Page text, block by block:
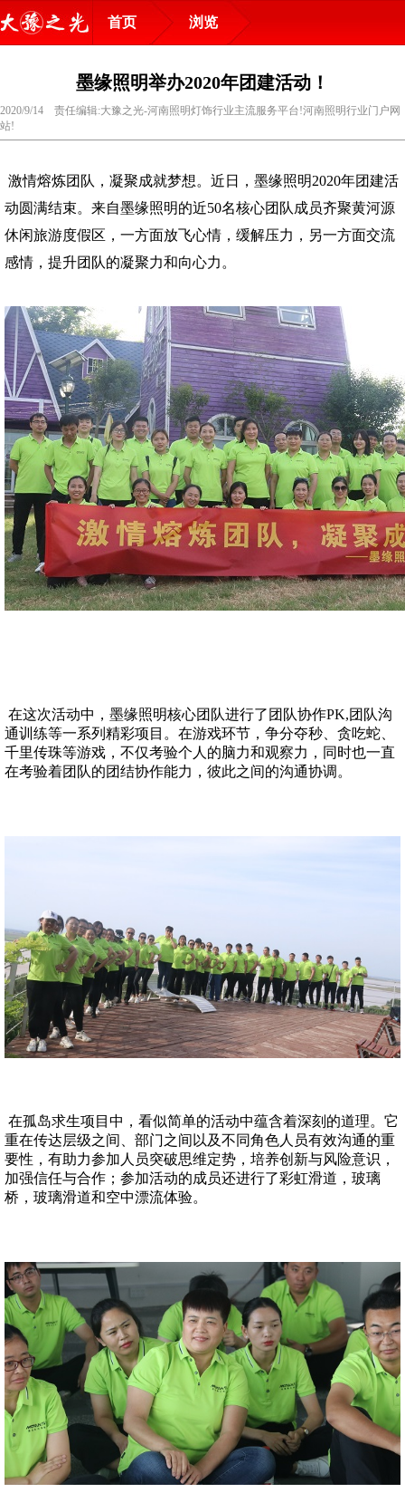
首页 浏览
墨缘照明举办2020年团建活动！
2020/9/14 责任编辑:大豫之光-河南照明灯饰行业主流服务平台!河南照明行业门户网
站!
激情熔炼团队，凝聚成就梦想。近日，墨缘照明2020年团建活
动圆满结束。来自墨缘照明的近50名核心团队成员齐聚黄河源
休闲旅游度假区，一方面放飞心情，缓解压力，另一方面交流
感情，提升团队的凝聚力和向心力。
在这次活动中，墨缘照明核心团队进行了团队协作PK,团队沟
通训练等一系列精彩项目。在游戏环节，争分夺秒、贪吃蛇、
千里传珠等游戏，不仅考验个人的脑力和观察力，同时也一直
在考验着团队的团结协作能力，彼此之间的沟通协调。
在孤岛求生项目中，看似简单的活动中蕴含着深刻的道理。它
重在传达层级之间、部门之间以及不同角色人员有效沟通的重
要性，有助力参加人员突破思维定势，培养创新与风险意识，
加强信任与合作；参加活动的成员还进行了彩虹滑道，玻璃
桥，玻璃滑道和空中漂流体验。